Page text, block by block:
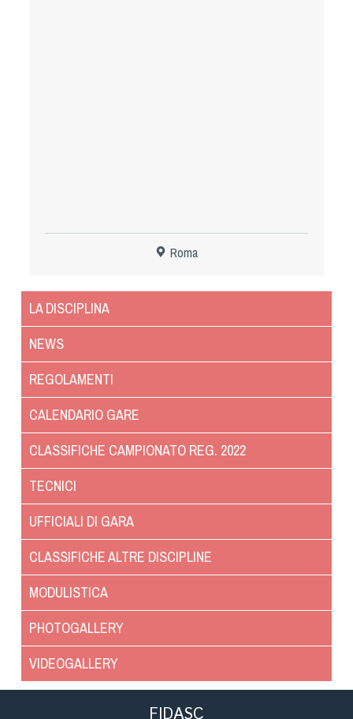
Roma
LA DISCIPLINA
NEWS
REGOLAMENTI
CALENDARIO GARE
CLASSIFICHE CAMPIONATO REG. 2022
TECNICI
UFFICIALI DI GARA
CLASSIFICHE ALTRE DISCIPLINE
MODULISTICA
PHOTOGALLERY
VIDEOGALLERY
Cinofilia Sportiva
DiscDog
Dog Triathlon
Nosework
Obedience
Retriever Sport
Sheepdog
Sport acquatici
Freestyle
Cinofilia Venatoria